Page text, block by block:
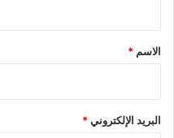
*
الاسم *
البريد الإلكتروني*